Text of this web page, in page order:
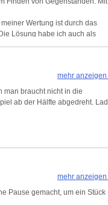
Wertung ist durch das
Lösung habe ich auch als
man braucht nicht in die
ab der Hälfte abgedreht.
mehr anzeigen
Pause gemacht, um ein Stück
mehr anzeigen